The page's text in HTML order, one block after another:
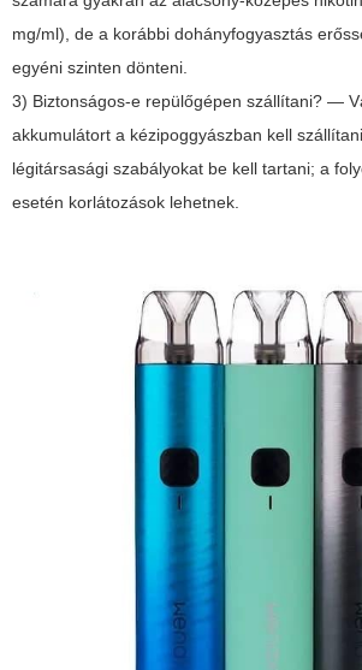
mg/ml), de a korábbi dohányfogyasztás
egyéni szinten dönteni.
3) Biztonságos-e repülőgépen szállítani? —
akkumulátort a kézipoggyászban kell
légitársasági szabályokat be kell tartani; a
esetén korlátozások lehetnek.